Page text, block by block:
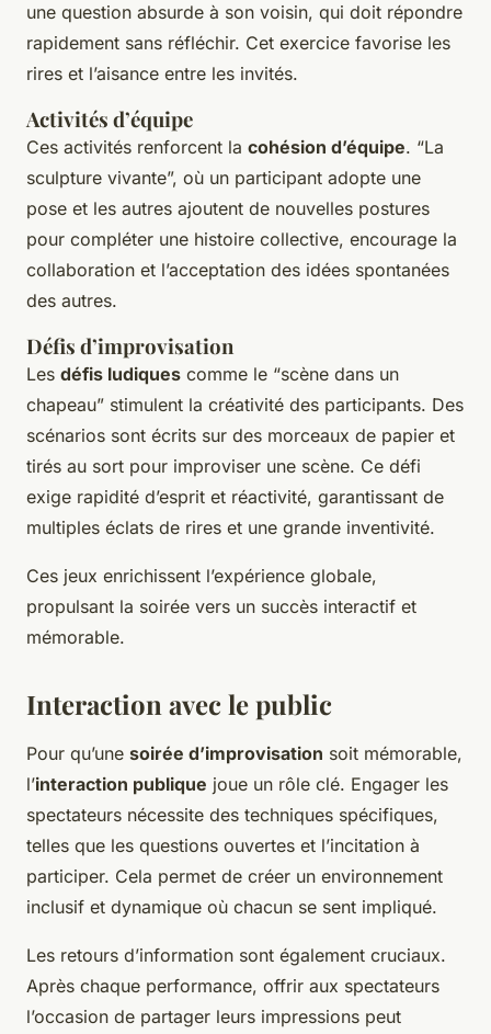
une question absurde à son voisin, qui doit répondre
rapidement sans réfléchir. Cet exercice favorise les
rires et l’aisance entre les invités.
Activités d’équipe
Ces activités renforcent la cohésion d’équipe. “La
sculpture vivante”, où un participant adopte une
pose et les autres ajoutent de nouvelles postures
pour compléter une histoire collective, encourage la
collaboration et l’acceptation des idées spontanées
des autres.
Défis d’improvisation
Les défis ludiques comme le “scène dans un
chapeau” stimulent la créativité des participants. Des
scénarios sont écrits sur des morceaux de papier et
tirés au sort pour improviser une scène. Ce défi
exige rapidité d’esprit et réactivité, garantissant de
multiples éclats de rires et une grande inventivité.
Ces jeux enrichissent l’expérience globale,
propulsant la soirée vers un succès interactif et
mémorable.
Interaction avec le public
Pour qu’une soirée d’improvisation soit mémorable,
l’interaction publique joue un rôle clé. Engager les
spectateurs nécessite des techniques spécifiques,
telles que les questions ouvertes et l’incitation à
participer. Cela permet de créer un environnement
inclusif et dynamique où chacun se sent impliqué.
Les retours d’information sont également cruciaux.
Après chaque performance, offrir aux spectateurs
l’occasion de partager leurs impressions peut